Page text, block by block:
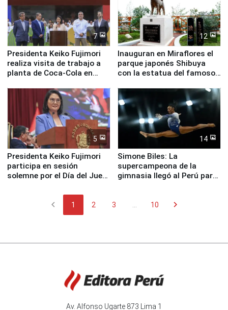
7
Presidenta Keiko Fujimori
realiza visita de trabajo a
planta de Coca-Cola en
12
Inauguran en Miraflores el
parque japonés Shibuya
con la estatua del famoso
5
Presidenta Keiko Fujimori
participa en sesión
solemne por el Día del Juez
14
Simone Biles: La
supercampeona de la
gimnasia llegó al Perú para
chevron_left 1 2 3 10 chevron_right
Av. Alfonso Ugarte 873 Lima 1